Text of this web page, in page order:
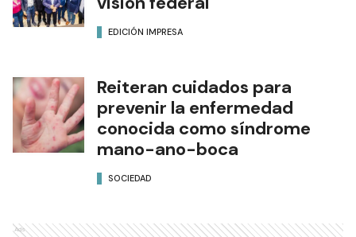
EDICIÓN IMPRESA
Reiteran cuidados para
prevenir la enfermedad
conocida como síndrome
mano-ano-boca
SOCIEDAD
Ads